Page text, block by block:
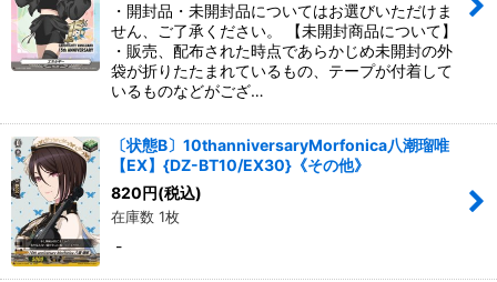
・開封品・未開封品についてはお選びいただけま
せん、ご了承ください。 【未開封商品について】
・販売、配布された時点であらかじめ未開封の外
袋が折りたたまれているもの、テープが付着して
いるものなどがござ…
〔状態B〕10thanniversaryMorfonica八潮瑠唯
【EX】{DZ-BT10/EX30}《その他》
820円(税込)
在庫数 1枚
-